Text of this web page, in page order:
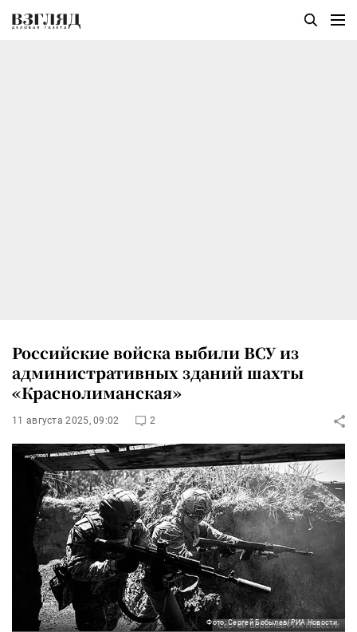
Российские войска выбили ВСУ из
административных зданий шахты
«Краснолиманская»
11 августа 2025, 09:02 2
Фото: Сергей Бобылев/РИА Новости